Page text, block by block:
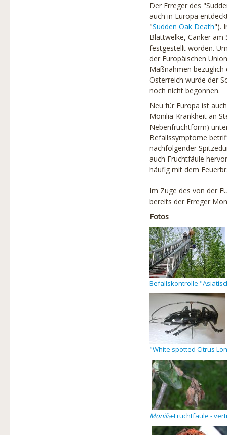
Der Erreger des
auch in Europa
"Sudden Oak Death").
Blattwelke, Canker am
festgestellt worden.
der Europäischen
Maßnahmen
Österreich wurde der
noch nicht begonnen.
Neu für Europa ist
Monilia-Krankheit an
Nebenfruchtform)
Befallssymptome
nachfolgender
auch Fruchtfäule
häufig mit dem
Im Zuge des von der
bereits der Erreger
Fotos
Befallskontrolle
"White spotted Citrus
Monilia-Fruchtfäule -